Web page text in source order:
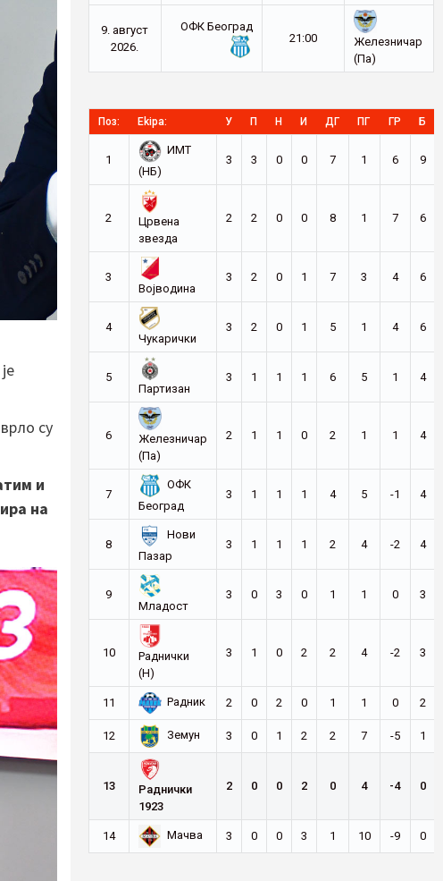
су
и
на
9. август
2026.
ОФК Београд
21:00
Железничар
(Па)
Поз: Ekipa: У П Н И ДГ ПГ ГР Б
1
ИМТ
(НБ)
3 3 0 0 7 1 6 9
2
Црвена
звезда
2 2 0 0 8 1 7 6
3
Војводина
3 2 0 1 7 3 4 6
4
Чукарички
3 2 0 1 5 1 4 6
5
Партизан
3 1 1 1 6 5 1 4
6
Железничар
(Па)
2 1 1 0 2 1 1 4
7
ОФК
Београд
3 1 1 1 4 5 -1 4
8
Нови
Пазар
3 1 1 1 2 4 -2 4
9
Младост
3 0 3 0 1 1 0 3
10
Раднички
(Н)
3 1 0 2 2 4 -2 3
11 Радник 2 0 2 0 1 1 0 2
12 Земун 3 0 1 2 2 7 -5 1
13
Раднички
1923
2 0 0 2 0 4 -4 0
14 Мачва 3 0 0 3 1 10 -9 0